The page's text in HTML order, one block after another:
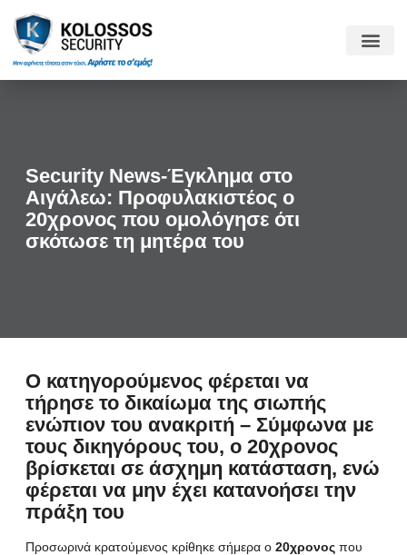
Security News-Έγκλημα στο
Αιγάλεω: Προφυλακιστέος ο
20χρονος που ομολόγησε ότι
σκότωσε τη μητέρα του
Ο κατηγορούμενος φέρεται να
τήρησε το δικαίωμα της σιωπής
ενώπιον του ανακριτή – Σύμφωνα με
τους δικηγόρους του, ο 20χρονος
βρίσκεται σε άσχημη κατάσταση, ενώ
φέρεται να μην έχει κατανοήσει την
πράξη του
Προσωρινά κρατούμενος κρίθηκε σήμερα ο 20χρονος που